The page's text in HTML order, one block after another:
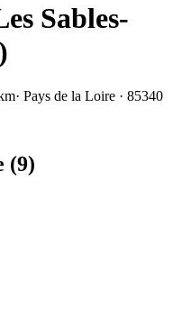
Sables-
· Pays de la Loire · 85340
(9)